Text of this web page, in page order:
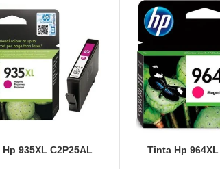
935XL C2P25AL
Tinta Hp